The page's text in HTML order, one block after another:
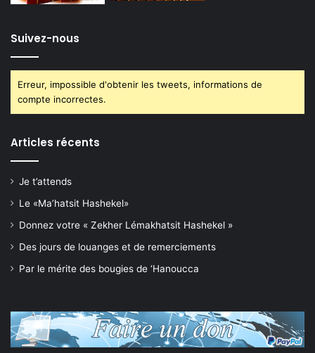
Suivez-nous
Erreur, impossible d'obtenir les tweets, informations de
compte incorrectes.
Articles récents
Je t’attends
Le «Ma’hatsit Hashekel»
Donnez votre « Zekher Lémakhatsit Hashekel »
Des jours de louanges et de remerciements
Par le mérite des bougies de ‘Hanoucca